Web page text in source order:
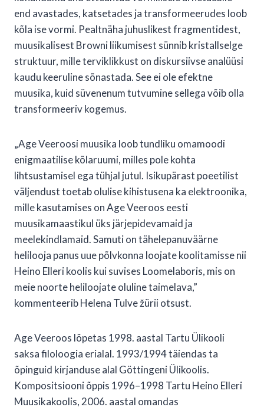
end avastades, katsetades ja transformeerudes loob
kõla ise vormi. Pealtnäha juhuslikest fragmentidest,
muusikalisest Browni liikumisest sünnib kristallselge
struktuur, mille terviklikkust on diskursiivse analüüsi
kaudu keeruline sõnastada. See ei ole efektne
muusika, kuid süvenenum tutvumine sellega võib olla
transformeeriv kogemus.
„Age Veeroosi muusika loob tundliku omamoodi
enigmaatilise kõlaruumi, milles pole kohta
lihtsustamisel ega tühjal jutul. Isikupärast poeetilist
väljendust toetab olulise kihistusena ka elektroonika,
mille kasutamises on Age Veeroos eesti
muusikamaastikul üks järjepidevamaid ja
meelekindlamaid. Samuti on tähelepanuväärne
helilooja panus uue põlvkonna loojate koolitamisse nii
Heino Elleri koolis kui suvises Loomelaboris, mis on
meie noorte heliloojate oluline taimelava,”
kommenteerib Helena Tulve žürii otsust.
Age Veeroos lõpetas 1998. aastal Tartu Ülikooli
saksa filoloogia erialal. 1993/1994 täiendas ta
õpinguid kirjanduse alal Göttingeni Ülikoolis.
Kompositsiooni õppis 1996–1998 Tartu Heino Elleri
Muusikakoolis, 2006. aastal omandas